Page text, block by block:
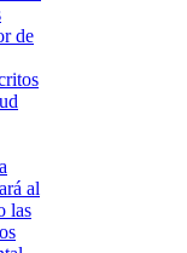
de
al
las